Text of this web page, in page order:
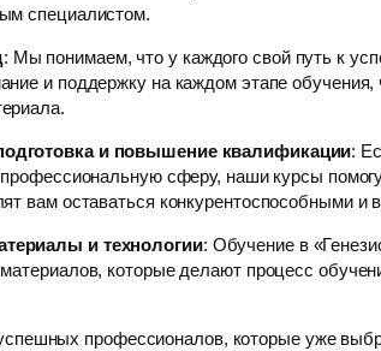
специалистом.
: Мы понимаем, что у каждого свой путь к
и поддержку на каждом этапе обучения,
и повышение квалификации:
профессиональную сферу, наши курсы
вам оставаться конкурентоспособными и
и технологии: Обучение в
которые делают процесс
профессионалов, которые уже